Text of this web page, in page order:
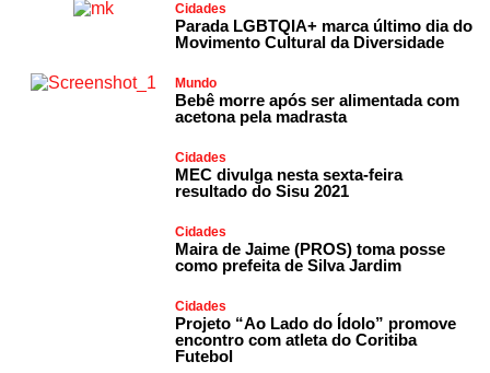
Cidades
Parada LGBTQIA+ marca último dia do
Movimento Cultural da Diversidade
Mundo
Bebê morre após ser alimentada com
acetona pela madrasta
Cidades
MEC divulga nesta sexta-feira
resultado do Sisu 2021
Cidades
Maira de Jaime (PROS) toma posse
como prefeita de Silva Jardim
Cidades
Projeto “Ao Lado do Ídolo” promove
encontro com atleta do Coritiba
Futebol